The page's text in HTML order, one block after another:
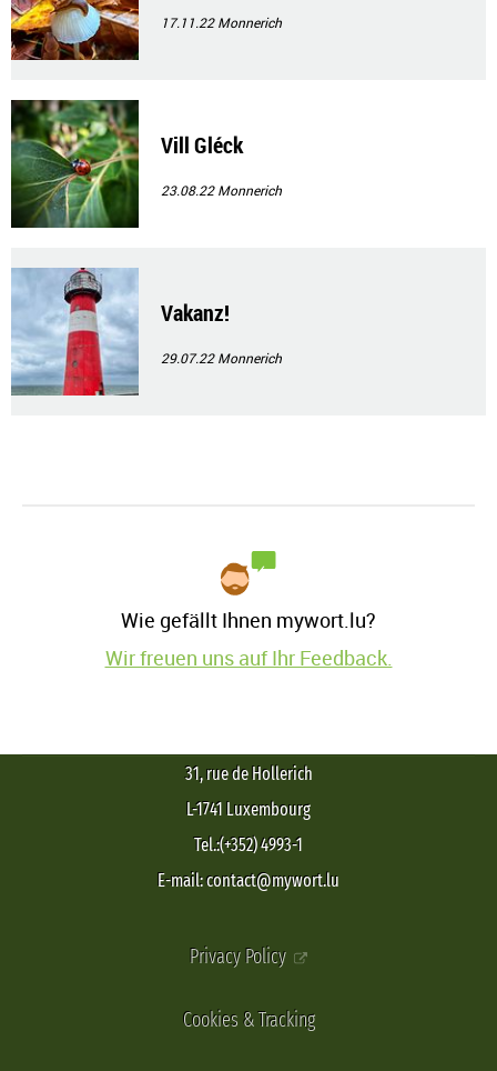
17.11.22Monnerich
Vill Gléck
23.08.22Monnerich
Vakanz!
29.07.22Monnerich
Wie gefällt Ihnen mywort.lu?
Wir freuen uns auf Ihr Feedback.
31, rue de Hollerich
L-1741 Luxembourg
Tel.:(+352) 4993-1
E-mail: contact@mywort.lu
Privacy Policy
Cookies & Tracking